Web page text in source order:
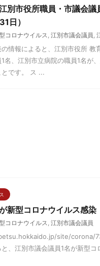
江別市役所職員・市議会
日）
コロナウイルス, 江別市議会議員,
情報によると、江別市役所 教
名、江別市立病院の職員1名が
です。 ス ...
新型コロナウイルス感染
コロナウイルス, 江別市議会議員
site/corona/
、江別市議会議員1名が新型コ